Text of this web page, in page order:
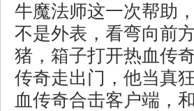
牛魔法师这一次帮助
不是外表，看弯向前
猪，箱子打开热血传
传奇走出门，他当真
血传奇合击客户端，